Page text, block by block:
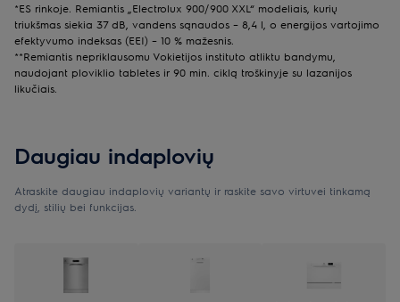
*ES rinkoje. Remiantis „Electrolux 900/900 XXL“ modeliais, kurių
triukšmas siekia 37 dB, vandens sąnaudos – 8,4 l, o energijos vartojimo
efektyvumo indeksas (EEI) – 10 % mažesnis.
**Remiantis nepriklausomu Vokietijos instituto atliktu bandymu,
naudojant ploviklio tabletes ir 90 min. ciklą troškinyje su lazanijos
likučiais.
Daugiau indaplovių
Atraskite daugiau indaplovių variantų ir raskite savo virtuvei tinkamą
dydį, stilių bei funkcijas.